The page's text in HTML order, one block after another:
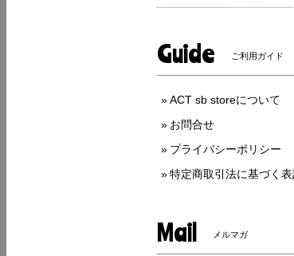
Guide ご利用ガイド
ACT sb storeについて
お問合せ
プライバシーポリシー
特定商取引法に基づく
Mail メルマガ